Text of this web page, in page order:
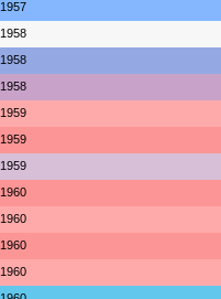
1957
1958
1958
1958
1959
1959
1959
1960
1960
1960
1960